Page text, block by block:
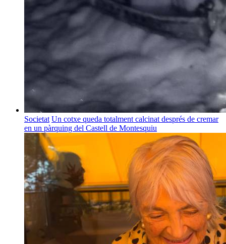
Societat Un cotxe queda totalment calcinat després de cremar
en un pàrquing del Castell de Montesquiu